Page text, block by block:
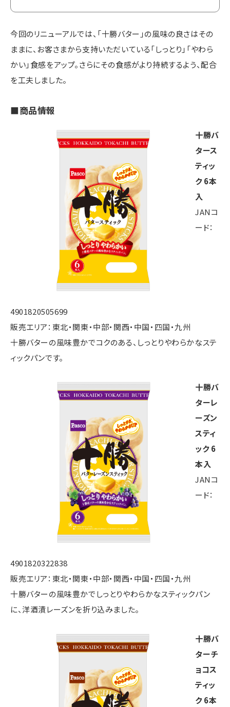
今回のリニューアルでは、「十勝バター」の風味の良さはその
ままに、お客さまから支持いただいている「しっとり」「やわら
かい」食感をアップ。さらにその食感がより持続するよう、配合
を工夫しました。
■商品情報
十勝バ
タース
ティッ
ク 6本
入
JANコ
ード：
4901820505699
販売エリア：東北・関東・中部・関西・中国・四国・九州
十勝バターの風味豊かでコクのある、しっとりやわらかなステ
ィックパンです。
十勝バ
ターレ
ーズン
スティ
ック 6
本入
JANコ
ード：
4901820322838
販売エリア：東北・関東・中部・関西・中国・四国・九州
十勝バターの風味豊かでしっとりやわらかなスティックパン
に、洋酒漬レーズンを折り込みました。
十勝バ
ターチ
ョコス
ティッ
ク 6本